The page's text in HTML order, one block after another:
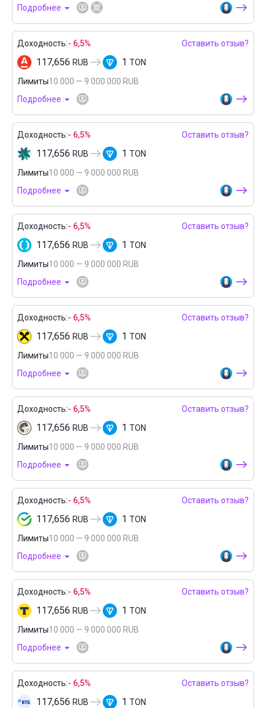
Подробнее
Доходность:- 6,5% Оставить отзыв?
117,656 RUB 1 TON
Лимиты10 000 — 9 000 000 RUB
Подробнее
Доходность:- 6,5% Оставить отзыв?
117,656 RUB 1 TON
Лимиты10 000 — 9 000 000 RUB
Подробнее
Доходность:- 6,5% Оставить отзыв?
117,656 RUB 1 TON
Лимиты10 000 — 9 000 000 RUB
Подробнее
Доходность:- 6,5% Оставить отзыв?
117,656 RUB 1 TON
Лимиты10 000 — 9 000 000 RUB
Подробнее
Доходность:- 6,5% Оставить отзыв?
117,656 RUB 1 TON
Лимиты10 000 — 9 000 000 RUB
Подробнее
Доходность:- 6,5% Оставить отзыв?
117,656 RUB 1 TON
Лимиты10 000 — 9 000 000 RUB
Подробнее
Доходность:- 6,5% Оставить отзыв?
117,656 RUB 1 TON
Лимиты10 000 — 9 000 000 RUB
Подробнее
Доходность:- 6,5% Оставить отзыв?
117,656 RUB 1 TON